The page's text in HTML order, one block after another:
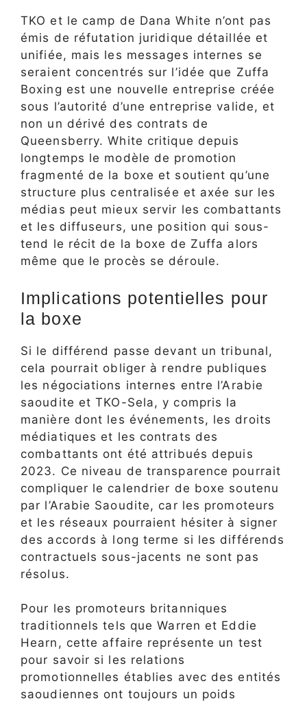
TKO et le camp de Dana White n’ont pas
émis de réfutation juridique détaillée et
unifiée, mais les messages internes se
seraient concentrés sur l’idée que Zuffa
Boxing est une nouvelle entreprise créée
sous l’autorité d’une entreprise valide, et
non un dérivé des contrats de
Queensberry. White critique depuis
longtemps le modèle de promotion
fragmenté de la boxe et soutient qu’une
structure plus centralisée et axée sur les
médias peut mieux servir les combattants
et les diffuseurs, une position qui sous-
tend le récit de la boxe de Zuffa alors
même que le procès se déroule.
Implications potentielles pour
la boxe
Si le différend passe devant un tribunal,
cela pourrait obliger à rendre publiques
les négociations internes entre l’Arabie
saoudite et TKO-Sela, y compris la
manière dont les événements, les droits
médiatiques et les contrats des
combattants ont été attribués depuis
2023. Ce niveau de transparence pourrait
compliquer le calendrier de boxe soutenu
par l’Arabie Saoudite, car les promoteurs
et les réseaux pourraient hésiter à signer
des accords à long terme si les différends
contractuels sous-jacents ne sont pas
résolus.
Pour les promoteurs britanniques
traditionnels tels que Warren et Eddie
Hearn, cette affaire représente un test
pour savoir si les relations
promotionnelles établies avec des entités
saoudiennes ont toujours un poids